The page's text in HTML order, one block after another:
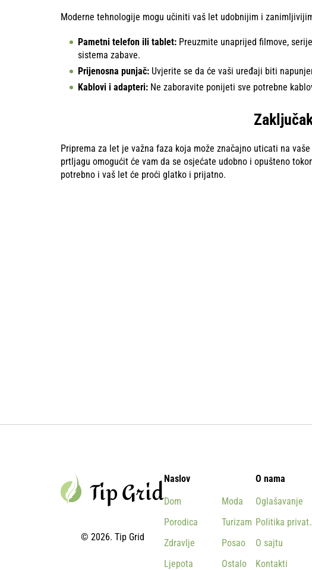
Moderne tehnologije mogu učiniti vaš let udobnijim i
Pametni telefon ili tablet: Preuzmite unaprijed filmove,
sistema zabave.
Prijenosna punjač: Uvjerite se da će vaši uređaji biti
Kablovi i adapteri: Ne zaboravite ponijeti sve potrebne
Priprema za let je važna faza koja može značajno uticati na
prtljagu omogućit će vam da se osjećate udobno i opušteno
potrebno i vaš let će proći glatko i prijatno.
© 2026. Tip Grid
Naslov
Dom
Porodica
Zdravlje
Ljepota
Moda
Turizam
Posao
Ostalo
O nama
Oglašavanje
Politika
O sajtu
Kontakti